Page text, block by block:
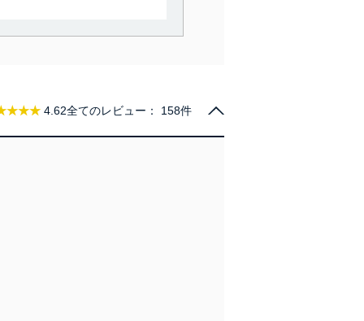
用目的の達成に必要な範
への不要なアクセスを防止
4.62全てのレビュー： 158件